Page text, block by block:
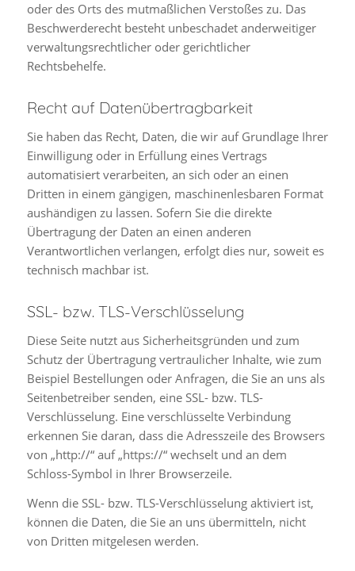
oder des Orts des mutmaßlichen Verstoßes zu. Das
Beschwerderecht besteht unbeschadet anderweitiger
verwaltungsrechtlicher oder gerichtlicher
Rechtsbehelfe.
Recht auf Daten­übertrag­barkeit
Sie haben das Recht, Daten, die wir auf Grundlage Ihrer
Einwilligung oder in Erfüllung eines Vertrags
automatisiert verarbeiten, an sich oder an einen
Dritten in einem gängigen, maschinenlesbaren Format
aushändigen zu lassen. Sofern Sie die direkte
Übertragung der Daten an einen anderen
Verantwortlichen verlangen, erfolgt dies nur, soweit es
technisch machbar ist.
SSL- bzw. TLS-Verschlüsselung
Diese Seite nutzt aus Sicherheitsgründen und zum
Schutz der Übertragung vertraulicher Inhalte, wie zum
Beispiel Bestellungen oder Anfragen, die Sie an uns als
Seitenbetreiber senden, eine SSL- bzw. TLS-
Verschlüsselung. Eine verschlüsselte Verbindung
erkennen Sie daran, dass die Adresszeile des Browsers
von „http://“ auf „https://“ wechselt und an dem
Schloss-Symbol in Ihrer Browserzeile.
Wenn die SSL- bzw. TLS-Verschlüsselung aktiviert ist,
können die Daten, die Sie an uns übermitteln, nicht
von Dritten mitgelesen werden.